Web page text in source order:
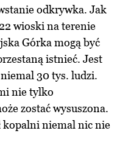
odkrywka. Jak
wioski na terenie
Górka mogą być
istnieć. Jest
30 tys. ludzi.
nie tylko
zostać wysuszona.
kopalni niemal nic nie